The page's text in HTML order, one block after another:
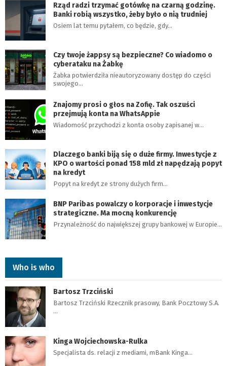
Rząd radzi trzymać gotówkę na czarną godzinę.
Banki robią wszystko, żeby było o nią trudniej
Osiem lat temu pytałem, co będzie, gdy…
Czy twoje żappsy są bezpieczne? Co wiadomo o
cyberataku na Żabkę
Żabka potwierdziła nieautoryzowany dostęp do części
swojego…
Znajomy prosi o głos na Zofię. Tak oszuści
przejmują konta na WhatsAppie
Wiadomość przychodzi z konta osoby zapisanej w…
Dlaczego banki biją się o duże firmy. Inwestycje z
KPO o wartości ponad 158 mld zł napędzają popyt
na kredyt
Popyt na kredyt ze strony dużych firm…
BNP Paribas powalczy o korporacje i inwestycje
strategiczne. Ma mocną konkurencję
Przynależność do największej grupy bankowej w Europie…
Who is who
Bartosz Trzciński
Bartosz Trzciński Rzecznik prasowy, Bank Pocztowy S.A.
…
Kinga Wojciechowska-Rulka
Specjalista ds. relacji z mediami, mBank Kinga…